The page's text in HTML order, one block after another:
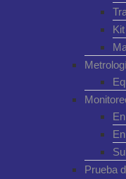
Prueba